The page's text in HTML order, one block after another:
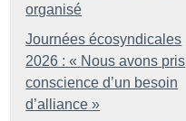
organisé
Journées écosyndicales
2026 : « Nous avons pris
conscience d’un besoin
d’alliance »